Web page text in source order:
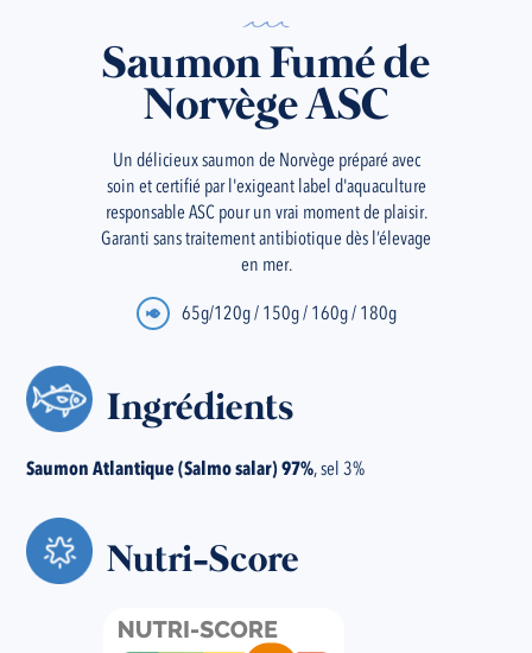
Saumon Fumé de
Norvège ASC
Un délicieux saumon de Norvège préparé avec
soin et certifié par l'exigeant label d'aquaculture
responsable ASC pour un vrai moment de plaisir.
Garanti sans traitement antibiotique dès l’élevage
en mer.
65g/120g / 150g / 160g / 180g
Ingrédients
Saumon Atlantique (Salmo salar) 97%, sel 3%
Nutri-Score